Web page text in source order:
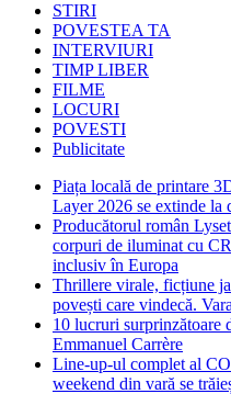
STIRI
POVESTEA TA
INTERVIURI
TIMP LIBER
FILME
LOCURI
POVESTI
Publicitate
Piața locală de printare
Layer 2026 se extinde la
Producătorul român
corpuri de iluminat cu
inclusiv în Europa
Thrillere virale, ficțiune
povești care vindecă.
10 lucruri surprinzătoare
Emmanuel Carrère
Line-up-ul complet al
weekend din vară se